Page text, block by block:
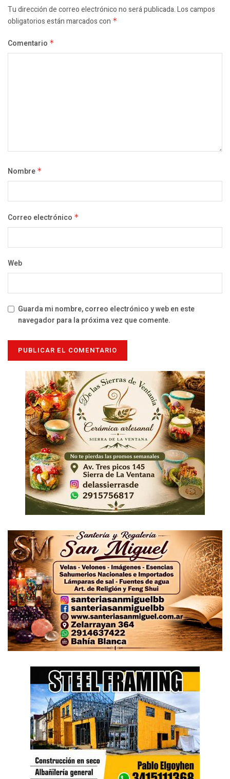
Tu dirección de correo electrónico no será publicada.Los campos
obligatorios están marcados con *
Comentario *
Nombre *
Correo electrónico *
Web
Guarda mi nombre, correo electrónico y web en este
navegador para la próxima vez que comente.